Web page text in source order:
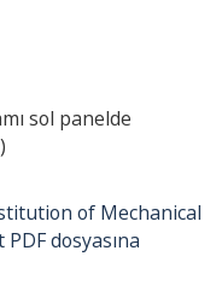
sol panelde
of Mechanical
dosyasına